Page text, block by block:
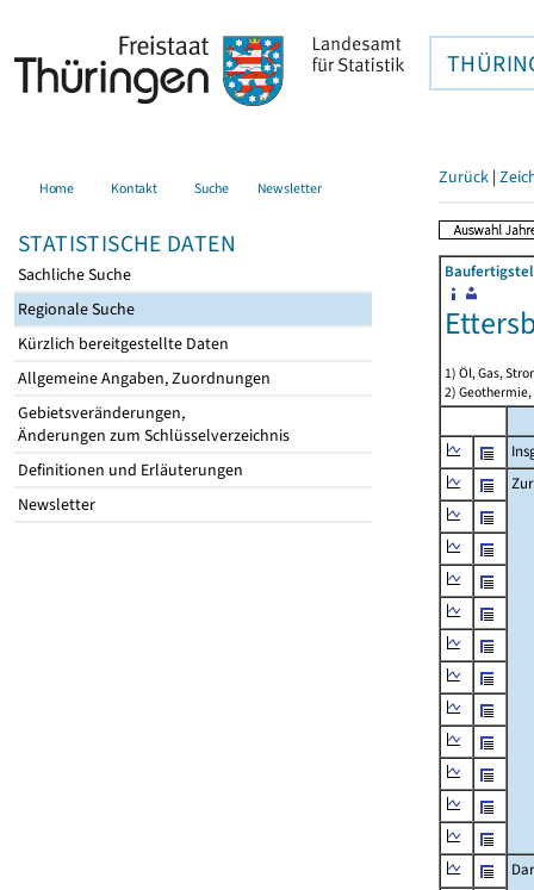
Home Kontakt Suche Newsletter
STATISTISCHE DATEN
Sachliche Suche
Regionale Suche
Kürzlich bereitgestellte Daten
Allgemeine Angaben, Zuordnungen
Gebietsveränderungen,
Änderungen zum Schlüsselverzeichnis
Definitionen und Erläuterungen
Newsletter
Zurück |
1) Öl, Gas,
2)